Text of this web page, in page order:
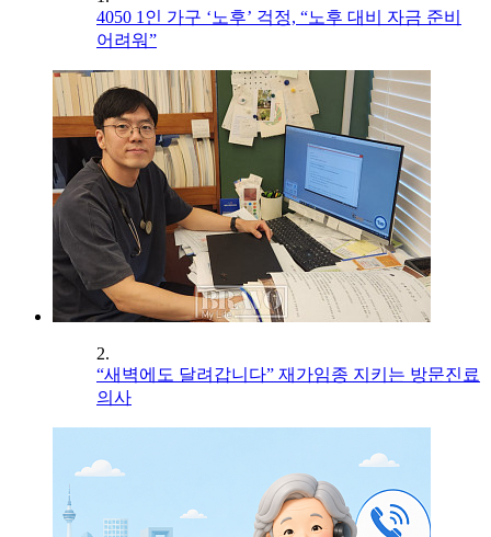
4050 1인 가구 ‘노후’ 걱정, “노후 대비 자금 준비
어려워”
2.
“새벽에도 달려갑니다” 재가임종 지키는 방문진료
의사